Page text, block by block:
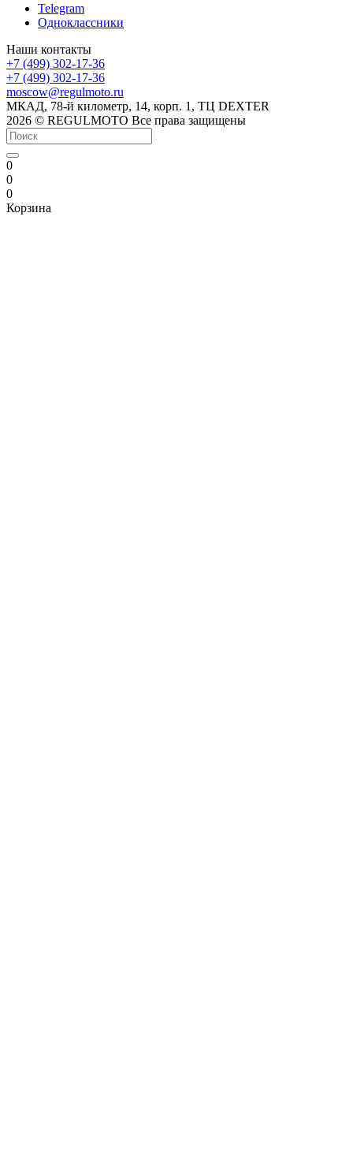
Telegram
Одноклассники
Наши контакты
+7 (499) 302-17-36
+7 (499) 302-17-36
moscow@regulmoto.ru
МКАД, 78-й километр, 14, корп. 1, ТЦ DEXTER
2026 © REGULMOTO Все права защищены
0
0
0
Корзина